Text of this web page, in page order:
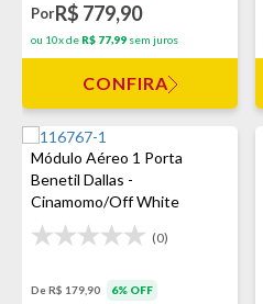
PorR$ 779,90
ou 10x de R$ 77,99 sem juros
CONFIRA
Módulo Aéreo 1 Porta
Benetil Dallas -
Cinamomo/Off White
(0)
De R$ 179,90 6% OFF